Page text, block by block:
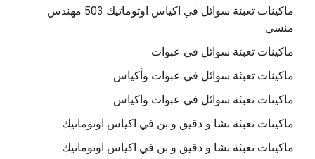
ماكينات تعبئة سوائل في اكياس اوتوماتيك 503 مهندس
منسي
ماكينات تعبئة سوائل في عبوات
ماكينات تعبئة سوائل في عبوات وأكياس
ماكينات تعبئة سوائل في عبوات واكياس
ماكينات تعبئة نشا و دقيق و بن في اكياس اوتوماتيك
ماكينات تعبئة نشا و دقيق و بن في اكياس اوتوماتيك